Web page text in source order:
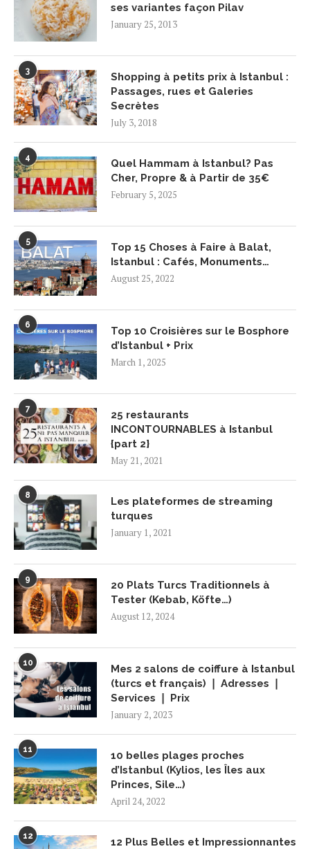
ses variantes façon Pilav
January 25, 2013
3
Shopping à petits prix à Istanbul :
Passages, rues et Galeries
Secrètes
July 3, 2018
4
Quel Hammam à Istanbul? Pas
Cher, Propre & à Partir de 35€
February 5, 2025
5
Top 15 Choses à Faire à Balat,
Istanbul : Cafés, Monuments…
August 25, 2022
6
Top 10 Croisières sur le Bosphore
d’Istanbul + Prix
March 1, 2025
7
25 restaurants
INCONTOURNABLES à Istanbul
{part 2}
May 21, 2021
8
Les plateformes de streaming
turques
January 1, 2021
9
20 Plats Turcs Traditionnels à
Tester (Kebab, Köfte…)
August 12, 2024
10
Mes 2 salons de coiffure à Istanbul
(turcs et français) ❘ Adresses ❘
Services ❘ Prix
January 2, 2023
11
10 belles plages proches
d’Istanbul (Kylios, les Îles aux
Princes, Sile…)
April 24, 2022
12
12 Plus Belles et Impressionnantes